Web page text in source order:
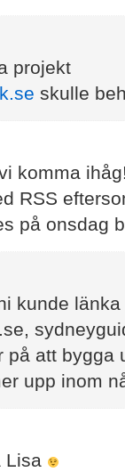
projekt
skulle
komma
RSS
på onsdag
kunde
att bygga
upp inom
Lisa